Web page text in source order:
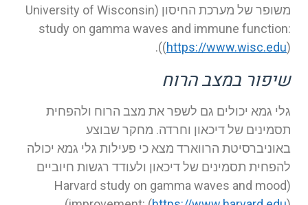
משופר של מערכת החיסון (University of Wisconsin
study on gamma waves and immune function:
(https://www.wisc.edu)).
שיפור במצב הרוח
גלי גמא יכולים גם לשפר את מצב הרוח ולהפחית
תסמינים של דיכאון וחרדה. מחקר שבוצע
באוניברסיטת הרווארד מצא כי פעילות גלי גמא יכולה
להפחית תסמינים של דיכאון ולעודד רגשות חיוביים
(Harvard study on gamma waves and mood